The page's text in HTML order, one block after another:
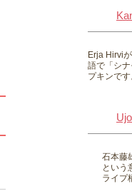
Erja Hirvi
語で「シ
プキンで
石本藤
という
ライプ